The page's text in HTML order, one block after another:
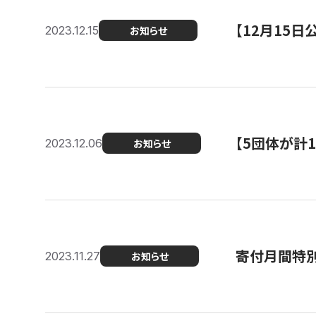
2023.12.15 お知らせ 【12月15日
2023.12.06 お知らせ 【5団体が
2023.11.27 お知らせ 寄付月間特